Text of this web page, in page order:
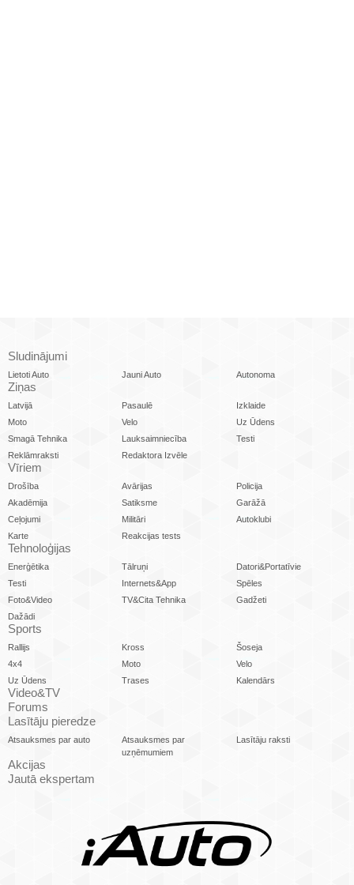
Sludinājumi
Lietoti Auto Jauni Auto Autonoma
Ziņas
Latvijā Pasaulē
Izklaide
Moto
Velo
Uz Ūdens
Smagā Tehnika
Lauksaimniecība
Testi
Reklāmraksti
Redaktora Izvēle
Vīriem
Drošība Avārijas
Policija
Akadēmija
Satiksme
Garāžā
Ceļojumi
Militāri
Autoklubi
Karte
Reakcijas tests
Tehnoloģijas
Enerģētika Tālruņi
Datori&Portatīvie
Testi
Internets&App
Spēles
Foto&Video
TV&Cita Tehnika
Gadžeti
Dažādi
Sports
Rallijs Kross
Šoseja
4x4
Moto
Velo
Uz Ūdens
Trases Kalendārs
Video&TV
Forums
Lasītāju pieredze
Atsauksmes par auto
Atsauksmes par
uzņēmumiem
Lasītāju raksti
Akcijas
Jautā ekspertam